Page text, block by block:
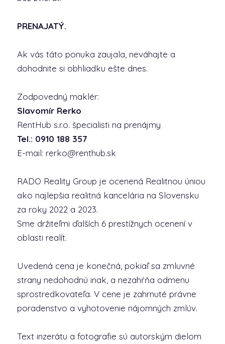
PRENAJATÝ.
Ak vás táto ponuka zaujala, neváhajte a
dohodnite si obhliadku ešte dnes.
Zodpovedný maklér:
Slavomír Rerko
RentHub s.r.o. špecialisti na prenájmy
Tel.: 0910 188 357
E-mail: rerko@renthub.sk
RADO Reality Group je ocenená Realitnou úniou
ako najlepšia realitná kancelária na Slovensku
za roky 2022 a 2023.
Sme držiteľmi ďalších 6 prestížnych ocenení v
oblasti realít.
Uvedená cena je konečná, pokiaľ sa zmluvné
strany nedohodnú inak, a nezahŕňa odmenu
sprostredkovateľa. V cene je zahrnuté právne
poradenstvo a vyhotovenie nájomných zmlúv.
Text inzerátu a fotografie sú autorským dielom